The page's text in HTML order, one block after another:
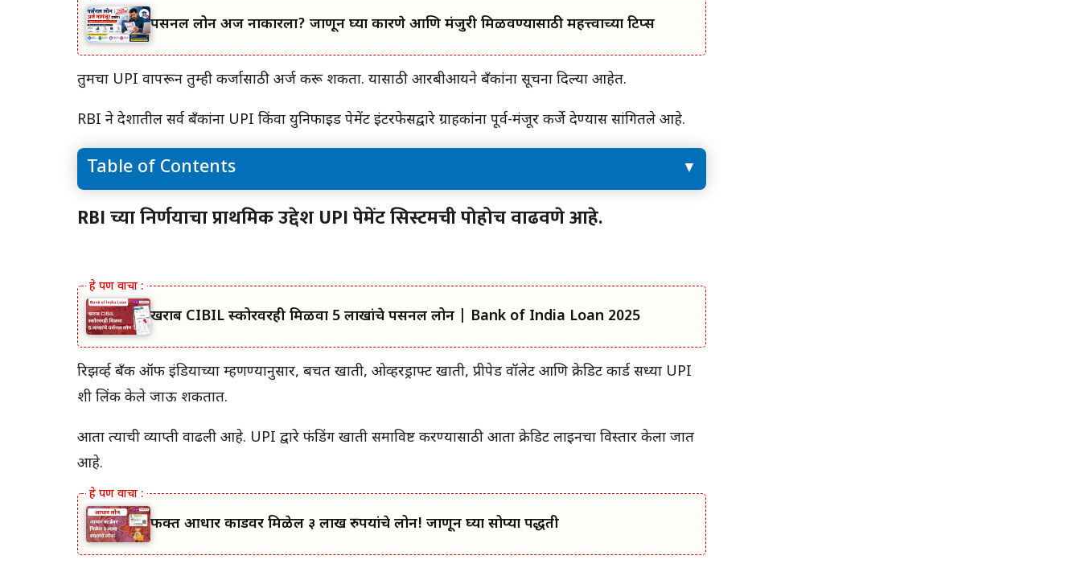
पर्सनल लोन अर्ज नाकारला? जाणून घ्या कारणे आणि मंजुरी मिळवण्यासाठी महत्त्वाच्या टिप्स
तुमचा UPI वापरून तुम्ही कर्जासाठी अर्ज करू शकता. यासाठी आरबीआयने बँकांना सूचना दिल्या आहेत.
RBI ने देशातील सर्व बँकांना UPI किंवा युनिफाइड पेमेंट इंटरफेसद्वारे ग्राहकांना पूर्व-मंजूर कर्जे देण्यास सांगितले आहे.
Table of Contents
RBI च्या निर्णयाचा प्राथमिक उद्देश UPI पेमेंट सिस्टमची
पोहोच वाढवणे आहे.
बँकेला बोर्डाची मान्यता घ्यावी लागेल
RBI च्या निर्णयाचा प्राथमिक उद्देश UPI पेमेंट सिस्टमची पोहोच वाढवणे आहे.
खराब CIBIL स्कोरवरही मिळवा 5 लाखांचे पर्सनल लोन | Bank of India Loan 2025
रिझर्व्ह बँक ऑफ इंडियाच्या म्हणण्यानुसार, बचत खाती, ओव्हरड्राफ्ट खाती, प्रीपेड वॉलेट आणि क्रेडिट कार्ड सध्या UPI
शी लिंक केले जाऊ शकतात.
आता त्याची व्याप्ती वाढली आहे. UPI द्वारे फंडिंग खाती समाविष्ट करण्यासाठी आता क्रेडिट लाइनचा विस्तार केला जात
आहे.
फक्त आधार कार्डवर मिळेल ३ लाख रुपयांचे लोन! जाणून घ्या सोप्या पद्धती